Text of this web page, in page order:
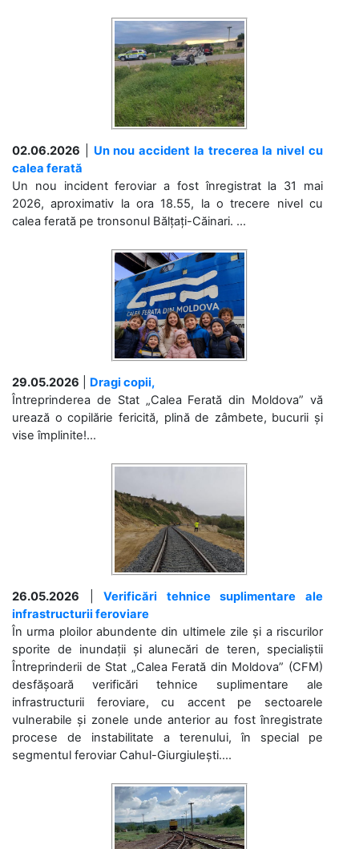
02.06.2026
Un nou accident la trecerea la nivel cu
calea ferată
Un nou incident feroviar a fost înregistrat la 31 mai
2026, aproximativ la ora 18.55, la o trecere nivel cu
calea ferată pe tronsonul Bălțați-Căinari. ...
29.05.2026
Dragi copii,
Întreprinderea de Stat „Calea Ferată din Moldova” vă
urează o copilărie fericită, plină de zâmbete, bucurii și
vise împlinite!...
26.05.2026 |Verificări tehnice suplimentare ale
infrastructurii feroviare
În urma ploilor abundente din ultimele zile și a riscurilor
sporite de inundații și alunecări de teren, specialiștii
Întreprinderii de Stat „Calea Ferată din Moldova” (CFM)
desfășoară verificări tehnice suplimentare ale
infrastructurii feroviare, cu accent pe sectoarele
vulnerabile și zonele unde anterior au fost înregistrate
procese de instabilitate a terenului, în special pe
segmentul feroviar Cahul-Giurgiulești....